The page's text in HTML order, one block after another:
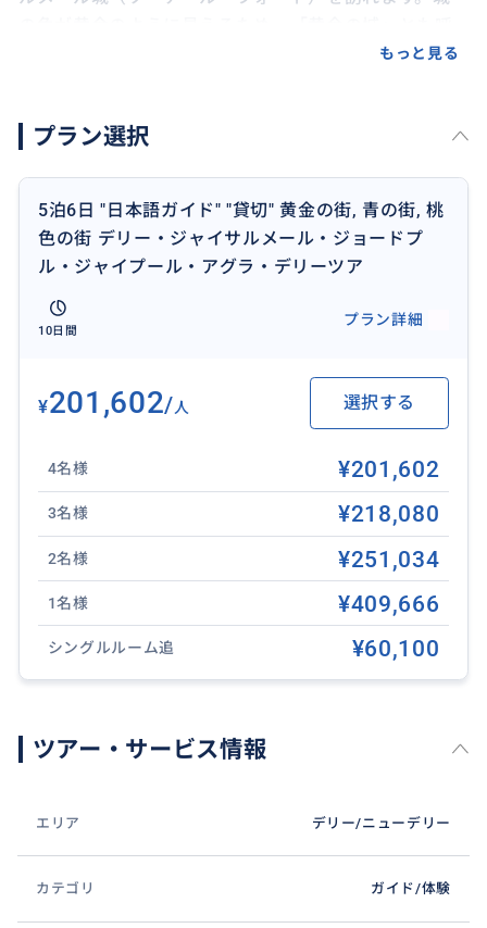
昼食後、デザートキャンプへ移動。
デザートキャンプで夕食と伝統舞踊鑑賞。
夜には砂漠で美しい満天の星空を眺めることができま
す。
デザートキャンプ泊。
**3日目：ジャイサルメール → ジョードプル（285km /
朝食後、ジョードプルへ移動。
ローカルレストランで昼食。
その後、メヘランガール城、ジャスワント・タダを観
その後、時計台を訪れ、トンガ（馬車）乗車を楽しみ
夕食後、ジョードプルのホテルに宿泊。
09:20）**
もっと見る
プラン選択
5泊6日 "日本語ガイド" "貸切" 黄金の街, 青の街, 桃
色の街 デリー・ジャイサルメール・ジョードプ
ル・ジャイプール・アグラ・デリーツア
10日間
プラン詳細
¥201,602/人 選択する
4名様 ¥201,602
3名様 ¥218,080
2名様 ¥251,034
1名様 ¥409,666
シングルルーム追 ¥60,100
ツアー・サービス情報
エリア デリー/ニューデリー
カテゴリ ガイド/体験